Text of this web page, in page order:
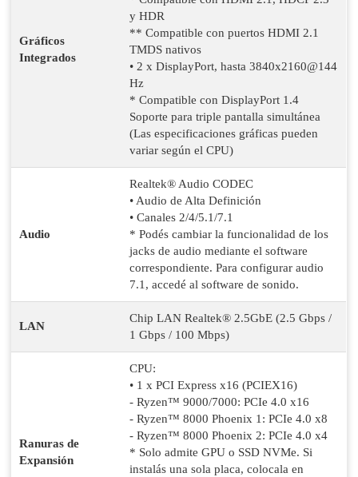
Gráficos
Integrados
y HDR
** Compatible con puertos HDMI 2.1
TMDS nativos
• 2 x DisplayPort, hasta 3840x2160@144
Hz
* Compatible con DisplayPort 1.4
Soporte para triple pantalla simultánea
(Las especificaciones gráficas pueden
variar según el CPU)
Audio
Realtek® Audio CODEC
• Audio de Alta Definición
• Canales 2/4/5.1/7.1
* Podés cambiar la funcionalidad de los
jacks de audio mediante el software
correspondiente. Para configurar audio
7.1, accedé al software de sonido.
LAN
Chip LAN Realtek® 2.5GbE (2.5 Gbps /
1 Gbps / 100 Mbps)
Ranuras de
Expansión
CPU:
• 1 x PCI Express x16 (PCIEX16)
- Ryzen™ 9000/7000: PCIe 4.0 x16
- Ryzen™ 8000 Phoenix 1: PCIe 4.0 x8
- Ryzen™ 8000 Phoenix 2: PCIe 4.0 x4
* Solo admite GPU o SSD NVMe. Si
instalás una sola placa, colocala en